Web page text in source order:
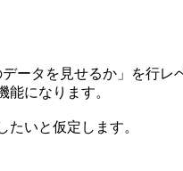
ータを見せるか」を行
になります。
いと仮定します。